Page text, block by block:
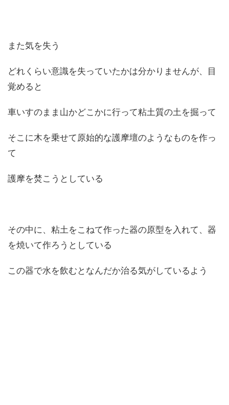
また気を失う
どれくらい意識を失っていたかは分かりませんが、目
覚めると
車いすのまま山かどこかに行って粘土質の土を掘って
そこに木を乗せて原始的な護摩壇のようなものを作っ
て
護摩を焚こうとしている
その中に、粘土をこねて作った器の原型を入れて、器
を焼いて作ろうとしている
この器で水を飲むとなんだか治る気がしているよう